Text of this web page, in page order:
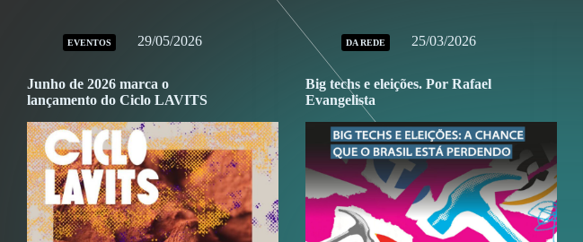
EVENTOS 29/05/2026
Junho de 2026 marca o
lançamento do Ciclo LAVITS
DA REDE 25/03/2026
Big techs e eleições. Por Rafael
Evangelista